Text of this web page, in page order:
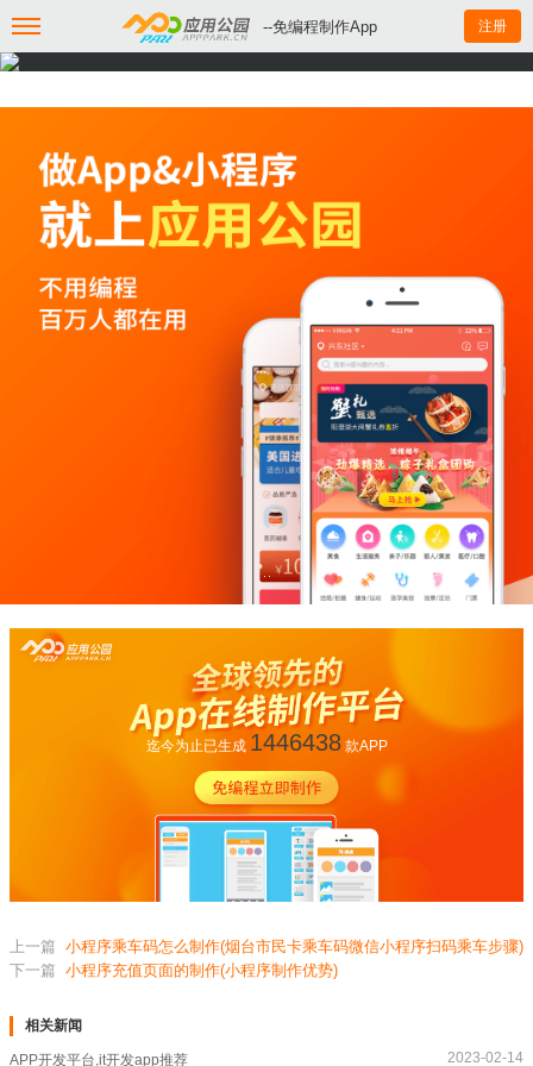
--免编程制作App 注册
迄今为止已生成 1446438款APP
上一篇 小程序乘车码怎么制作(烟台市民卡乘车码微信小程序扫码乘车步骤)
下一篇 小程序充值页面的制作(小程序制作优势)
相关新闻
APP开发平台,it开发app推荐 2023-02-14